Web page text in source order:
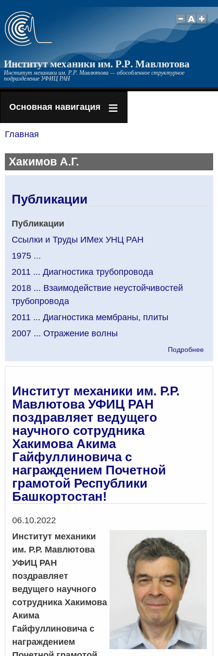
Перейти
основному
Институт механики им. Р.Р. Мавлютова
Институт механики им. Р.Р. Мавлютова — обособленное структурное
подразделение УФИЦ РАН
Основная навигация
навигации
Главная
Хакимов А.Г.
Публикации
Публикации
Ссылки и Труды ИМех УНЦ РАН
1975 ...
2011 ... Диагностика трубопровода
2018 ... Взаимодействие неустойчивостей
трубопровода
2011 ... Диагностика мембраны, плиты
2007 ... Отражение волны
Подробнее
Институт механики им. Р.Р.
Мавлютова УФИЦ РАН
поздравляет ведущего
научного сотрудника
Хакимова Акима
Гайфуллиновича с
награждением Почетной
грамотой Республики
Башкортостан!
Дата
06.10.2022
Институт механики
им. Р.Р. Мавлютова
УФИЦ РАН
поздравляет
ведущего научного
сотрудника Хакимова
Акима
Гайфуллиновича с
награждением